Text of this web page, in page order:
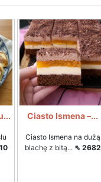
Ciasto Ismena –...
Ciasto Ismena na dużą
blachę z bitą... ⇖ 2682